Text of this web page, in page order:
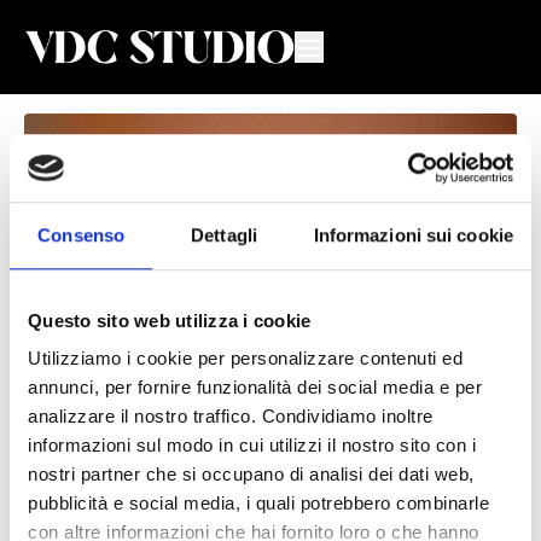
Consenso Dettagli Informazioni sui cookie
Questo sito web utilizza i cookie
Utilizziamo i cookie per personalizzare contenuti ed
annunci, per fornire funzionalità dei social media e per
analizzare il nostro traffico. Condividiamo inoltre
informazioni sul modo in cui utilizzi il nostro sito con i
nostri partner che si occupano di analisi dei dati web,
pubblicità e social media, i quali potrebbero combinarle
con altre informazioni che hai fornito loro o che hanno
Settimana 26 - Giorno 2 - III
Trimestre
Valeria De Chiara